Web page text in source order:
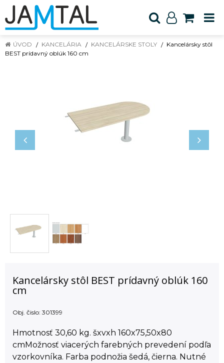
ÚVOD KANCELÁRIA KANCELÁRSKE STOLY
Kancelársky stôl
BEST prídavný oblúk 160 cm
Kancelársky stôl BEST prídavný oblúk 160
cm
Obj. čislo: 301399
Hmotnosť 30,60 kg. šxvxh 160x75,50x80
cmMožnosť viacerých farebných prevedení podľa
vzorkovníka. Farba podnožia šedá, čierna. Nutné